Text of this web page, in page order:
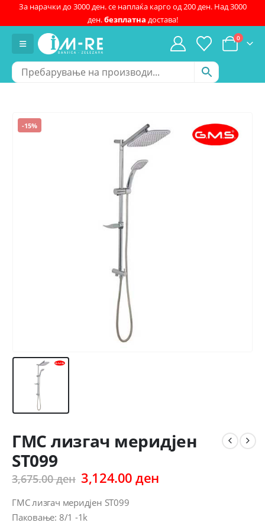
За нарачки до 3000 ден. се наплаќа карго од 200 ден. Над 3000
ден.безплатна достава!
0
-15%
ГМС лизгач меридјен
ST099
3,675.00ден Original
price
was:
3,675.00 ден.
3,124.00ден
ГМС лизгач меридјен ST099
Паковање: 8/1 -1k